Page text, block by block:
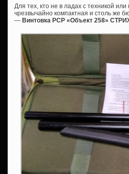
Для тех, кто не в ладах с техникой
чрезвычайно компактная и столь же
— Винтовка РСР «Объект 258»